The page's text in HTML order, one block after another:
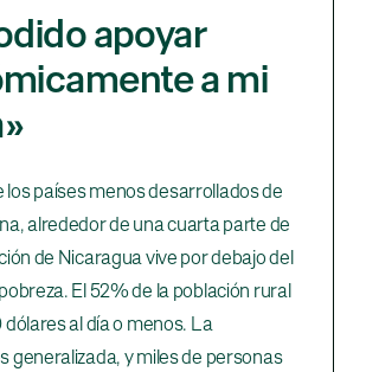
apoyar
a mi
los países menos desarrollados de
alrededor de una cuarta parte de
de Nicaragua vive por debajo del
El 52% de la población rural
al día o menos. La
generalizada, y miles de personas